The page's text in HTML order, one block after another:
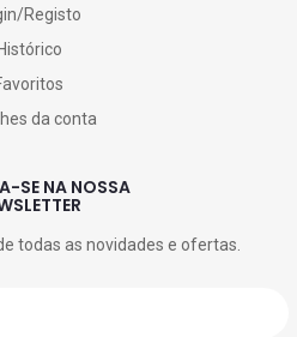
Registo
da conta
SE NA NOSSA
todas as novidades e ofertas.